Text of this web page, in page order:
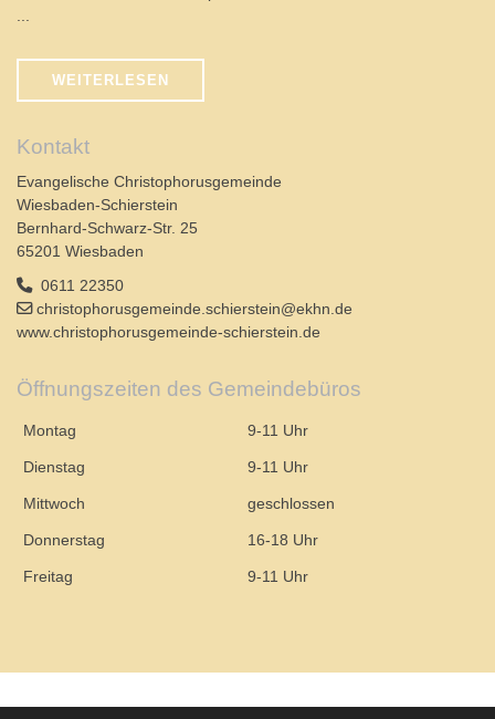
WEITERLESEN
Kontakt
Evangelische Christophorusgemeinde
Wiesbaden-Schierstein
Bernhard-Schwarz-Str. 25
65201 Wiesbaden
0611 22350
christophorusgemeinde.schierstein@ekhn.de
www.christophorusgemeinde-schierstein.de
Öffnungszeiten des Gemeindebüros
Montag 9-11 Uhr
Dienstag 9-11 Uhr
Mittwoch geschlossen
Donnerstag 16-18 Uhr
Freitag 9-11 Uhr